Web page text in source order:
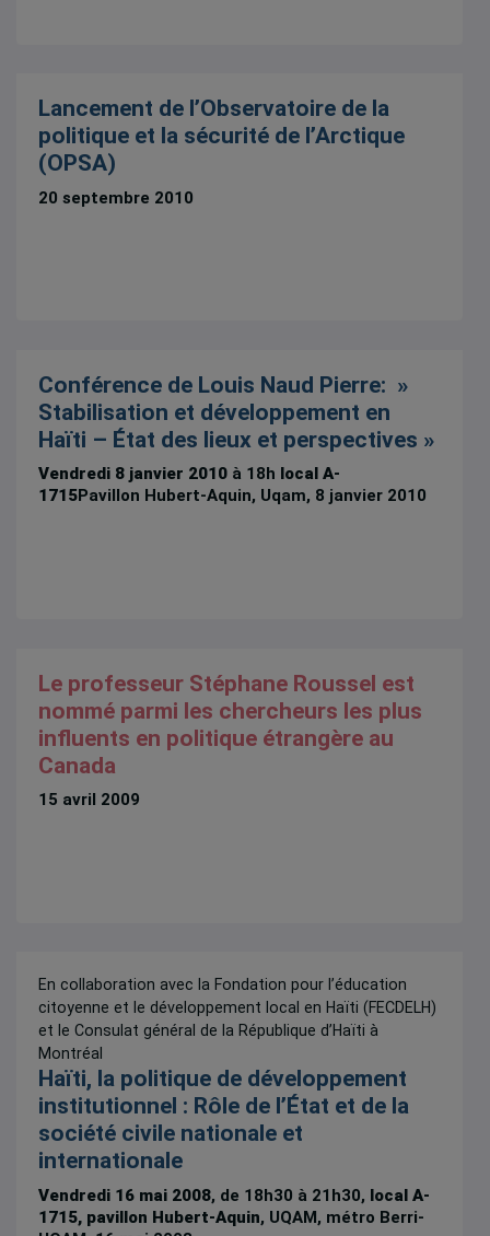
Lancement de l’Observatoire de la
politique et la sécurité de l’Arctique
(OPSA)
20 septembre 2010
Conférence de Louis Naud Pierre: »
Stabilisation et développement en
Haïti – État des lieux et perspectives »
Vendredi 8 janvier 2010 à 18h local A-
1715Pavillon Hubert-Aquin, Uqam, 8 janvier 2010
Le professeur Stéphane Roussel est
nommé parmi les chercheurs les plus
influents en politique étrangère au
Canada
15 avril 2009
En collaboration avec la Fondation pour l’éducation
citoyenne et le développement local en Haïti (FECDELH)
et le Consulat général de la République d’Haïti à
Montréal
Haïti, la politique de développement
institutionnel : Rôle de l’État et de la
société civile nationale et
internationale
Vendredi 16 mai 2008, de 18h30 à 21h30, local A-
1715, pavillon Hubert-Aquin, UQAM, métro Berri-